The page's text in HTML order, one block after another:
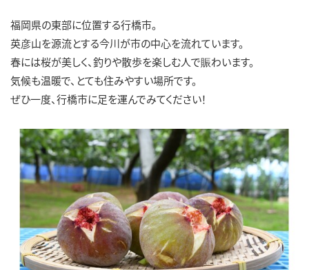
福岡県の東部に位置する行橋市。
英彦山を源流とする今川が市の中心を流れています。
春には桜が美しく、釣りや散歩を楽しむ人で賑わいます。
気候も温暖で、とても住みやすい場所です。
ぜひ一度、行橋市に足を運んでみてください！